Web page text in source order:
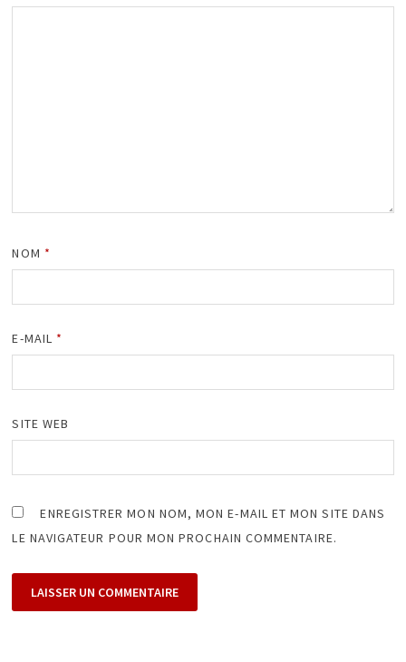
NOM *
E-MAIL *
SITE WEB
ENREGISTRER MON NOM, MON E-MAIL ET MON SITE DANS
LE NAVIGATEUR POUR MON PROCHAIN COMMENTAIRE.